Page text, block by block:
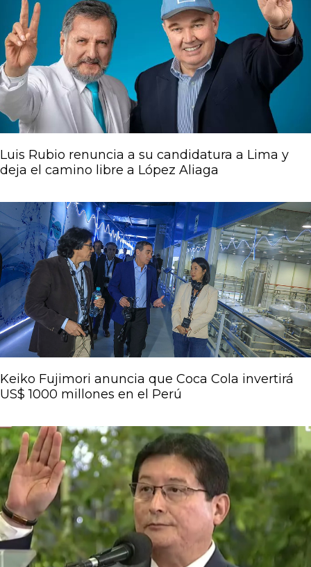
Luis Rubio renuncia a su candidatura a Lima y
deja el camino libre a López Aliaga
Keiko Fujimori anuncia que Coca Cola invertirá
US$ 1000 millones en el Perú